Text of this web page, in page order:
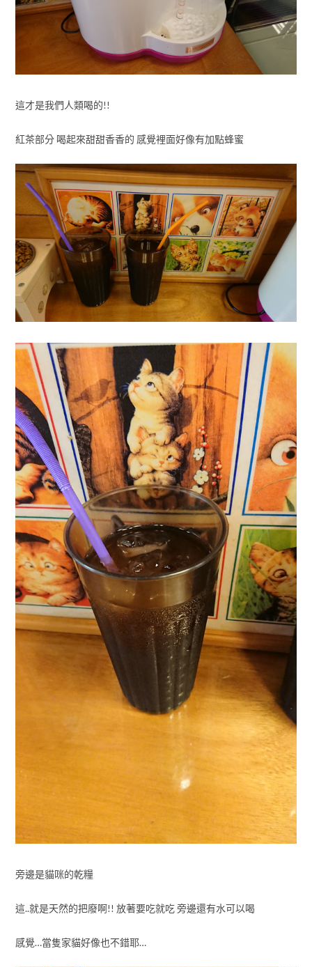
這才是我們人類喝的!!
紅茶部分 喝起來甜甜香香的 感覺裡面好像有加點蜂蜜
旁邊是貓咪的乾糧
這..就是天然的把廢啊!! 放著要吃就吃 旁邊還有水可以喝
感覺…當隻家貓好像也不錯耶…